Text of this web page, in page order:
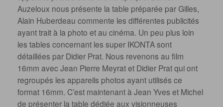
Auzeloux nous présente la table préparée par Gilles,
Alain Huberdeau commente les différentes publicités
ayant trait à la photo et au cinéma. Un peu plus loin
les tables concernant les super IKONTA sont
détaillées par Didier Prat. Nous revenons au film
16mm avec Jean Pierre Meyrat et Didier Prat qui ont
regroupés les appareils photos ayant utilisés ce
format 16mm. C’est maintenant à Jean Yves et Michel
de présenter la table dédiée aux visionneuses